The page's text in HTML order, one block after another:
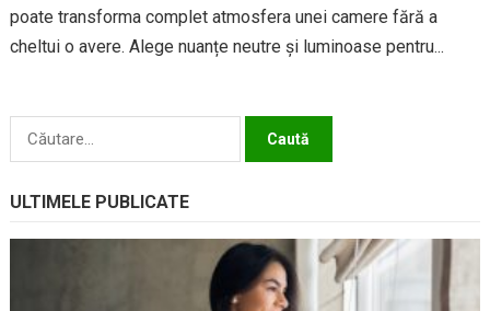
poate transforma complet atmosfera unei camere fără a
cheltui o avere. Alege nuanțe neutre și luminoase pentru...
Caută
ULTIMELE PUBLICATE